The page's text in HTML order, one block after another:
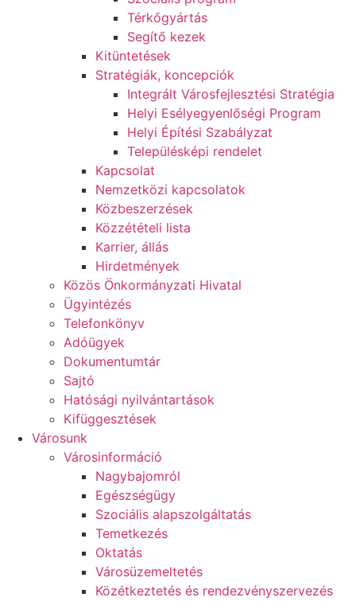
Térkőgyártás
Segítő kezek
Kitüntetések
Stratégiák, koncepciók
Integrált Városfejlesztési Stratégia
Helyi Esélyegyenlőségi Program
Helyi Építési Szabályzat
Településképi rendelet
Kapcsolat
Nemzetközi kapcsolatok
Közbeszerzések
Közzétételi lista
Karrier, állás
Hirdetmények
Közös Önkormányzati Hivatal
Ügyintézés
Telefonkönyv
Adóügyek
Dokumentumtár
Sajtó
Hatósági nyilvántartások
Kifüggesztések
Városunk
Városinformáció
Nagybajomról
Egészségügy
Szociális alapszolgáltatás​
Temetkezés
Oktatás
Városüzemeltetés
Közétkeztetés és rendezvényszervezés